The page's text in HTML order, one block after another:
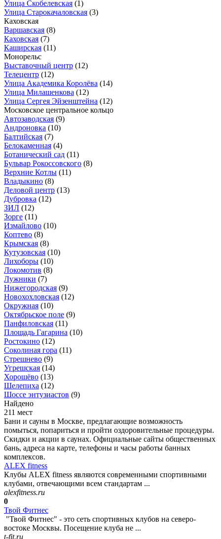
Улица Скобелевская (1)
Улица Старокачаловская (3)
Каховская
Варшавская (8)
Каховская (7)
Каширская (11)
Монорельс
Выставочный центр (12)
Телецентр (12)
Улица Академика Королёва (14)
Улица Милашенкова (12)
Улица Сергея Эйзенштейна (12)
Московское центральное кольцо
Автозаводская (9)
Андроновка (10)
Балтийская (7)
Белокаменная (4)
Ботанический сад (11)
Бульвар Рокоссовского (8)
Верхние Котлы (11)
Владыкино (8)
Деловой центр (13)
Дубровка (12)
ЗИЛ (12)
Зорге (11)
Измайлово (10)
Коптево (8)
Крымская (8)
Кутузовская (10)
Лихоборы (10)
Локомотив (8)
Лужники (7)
Нижегородская (9)
Новохохловская (12)
Окружная (10)
Октябрьское поле (9)
Панфиловская (11)
Площадь Гагарина (10)
Ростокино (12)
Соколиная гора (11)
Стрешнево (9)
Угрешская (14)
Хорошёво (13)
Шелепиха (12)
Шоссе энтузиастов (9)
Найдено
211 мест
Бани и сауны в Москве, предлагающие возможность
помыться, попариться и пройти оздоровительные процедуры.
Скидки и акции в саунах. Официальные сайты общественных
бань, адреса на карте, телефоны и часы работы банных
комплексов.
ALEX fitness
Клубы ALEX fitness являются современными спортивными
клубами, отвечающими всем стандартам ...
alexfitness.ru
0
Твой Фитнес
"Твой Фитнес" - это сеть спортивных клубов на северо-
востоке Москвы. Посещение клуба не ...
t-fit.ru